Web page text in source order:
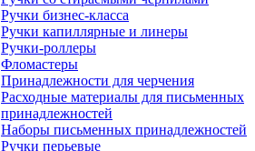
Ручки бизнес-класса
Ручки капиллярные и линеры
Ручки-роллеры
Фломастеры
Принадлежности для черчения
Расходные материалы для письменных
принадлежностей
Наборы письменных принадлежностей
Ручки перьевые